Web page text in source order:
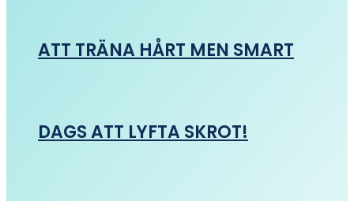
ATT TRÄNA HÅRT MEN SMART
DAGS ATT LYFTA SKROT!